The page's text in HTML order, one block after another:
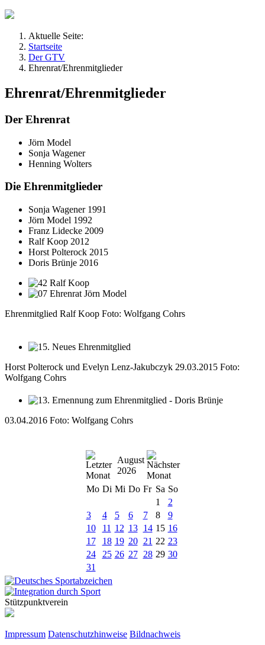
Aktuelle Seite:
Startseite
Der GTV
Ehrenrat/Ehrenmitglieder
Ehrenrat/Ehrenmitglieder
Der Ehrenrat
Jörn Model
Sonja Wagener
Henning Wolters
Die Ehrenmitglieder
Sonja Wagener 1991
Jörn Model 1992
Franz Lidecke 2009
Ralf Koop 2012
Horst Polterock 2015
Doris Brünje 2016
Ehrenmitglied Ralf Koop Foto: Wolfgang Cohrs
Horst Polterock und Evelyn Lenz-Jakubczyk 29.03.2015 Foto:
Wolfgang Cohrs
03.04.2016 Foto: Wolfgang Cohrs
August
2026
Mo Di Mi Do Fr Sa So
1
2
3
4 5 6 7 8
9
10
11 12 13 14 15 16
17
18 19 20 21 22 23
24
25 26 27 28 29 30
31
Stützpunktverein
Impressum Datenschutzhinweise Bildnachweis